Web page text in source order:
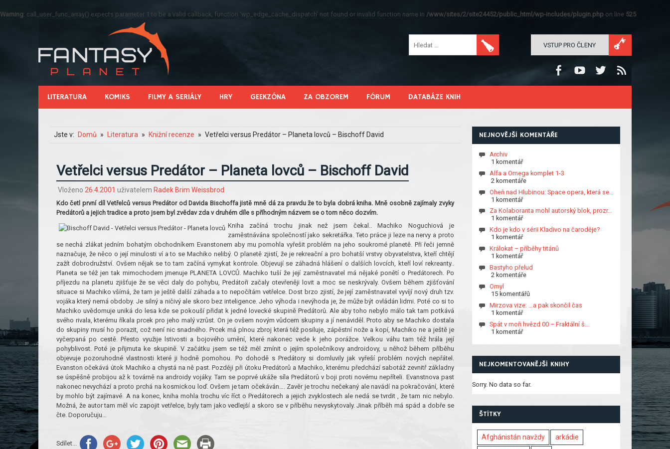
Warning: call_user_func_array() expects parameter 1 to be a valid callback, function 'wp_edge_cache_dispatch' not found or invalid function name in /www/sites/2/site24452/public_html/wp-includes/plugin.php on line 525
VSTUP PRO ČLENY
LITERATURA KOMIKS FILMY A SERIÁLY HRY GEEKZÓNA ZA OBZOREM FÓRUM DATABÁZE KNIH
Jste v: Domů Literatura Knižní recenze Vetřelci versus Predátor – Planeta lovců – Bischoff David
Vetřelci versus Predátor – Planeta lovců – Bischoff David
Vloženo 26.4.2001 uživatelem Radek Brim Weissbrod
Kdo četl první díl Vetřelců versus Predátor od Davida Bischoffa jistě mně dá za pravdu že to byla dobrá kniha. Mně osobně zajímaly zvyky
Predátorů a jejich tradice a proto jsem byl zvědav zda v druhém díle s příhodným názvem se o tom něco dozvím.
Kniha začíná trochu jinak než jsem čekal.. Machiko Noguchiová je
zaměstnávána společností jako sekretářka. Teto práce ji leze na nervy a proto
se nechá zlákat jedním bohatým obchodníkem Evanstonem aby mu pomohla vyřešit problém na jeho soukromé planetě. Při řeči jemně
naznačuje, že něco o její minulosti ví a to se Machiko nelibý. O planetě zjistí, že je rekreační a pro bohatší vrstvy obyvatelstva, kteří chtějí
zažít dobrodružství. Ovšem nějak se to tam začíná vymykat kontrole. Objevují se záhadná hlášení o dalších lovcích, kteří loví rekreanty..
Planeta se též jen tak mimochodem jmenuje PLANETA LOVCŮ. Machiko tuší že její zaměstnavatel má nějaké ponětí o Predátorech. Po
příjezdu na planetu zjišťuje že se věci daly do pohybu, Predátoři začaly otevřeněji lovit a moc se neskrývaly. Ovšem během zjišťování
situace si Machiko všímá, že tam je ještě další záhada a to nepočítám vetřelce. Dost brzo zjistí, že její zaměstnavatel vyvíjí nový druh tzv.
vojáka který nemá obdoby. Je silný a ničivý ale skoro bez inteligence. Jeho výhoda i nevýhoda je, že může být ovládán lidmi. Poté co si to
Machiko uvědomuje uniká do lesa kde se pokouší přidat k jedné lovecké skupině Predátorů. Ale aby toho nebylo málo tak tam potkává
svého rivala, kterému říkala prcek pro jeho malý vzrůst. On je ovšem novým vůdcem skupiny a jí nenáviděl. Proto aby se Machiko dostala
do skupiny musí ho porazit, což není nic snadného. Prcek má plnou zbroj která též posiluje, zápěstní nože a kopí, Machiko ne a ještě je
vyčerpaná po cestě. Přesto využije lstivosti a bojového umění, které nakonec vede k jeho porážce. Velkou váhu tam též hrála její
pohyblivost. Poté je přijmuta ke skupině. V začátku jsem se též měl zmínit o jejím společníkovy androidovy, u něhož během příběhu
objevuje pozoruhodné vlastnosti které ji hodně pomohou. Po dohodě s Predátory si domluvily jak vyřeší problém nových nepřátel.
Evanston očekává útok Machiko a chystá na ně past. Později při útoku Predátorů a Machiko, kterému předchází sabotáž zevnitř základny
se úspěšně probijou až k továrně na androidy vojáky. Tam se poprvé ukáže síla Predátorů v boji proti novému nepříteli. Evanstnova past
nakonec nevychází a proto prchá na kosmickou loď. Ovšem je tam očekáván…. Zavěr je trochu nečekaný ale navádí na pokračování, které
by mohlo být zajímavé. A na konec, kniha mohla trochu víc říct o Predátorech a jejich zvyklostech ale nedá se tvrdit , že tam nic nebylo.
Možná, že autor tam měl víc zapojit vetřelce, byly tam jako vedlejší a skoro se v příběhu nevyskytovaly. Jinak příběh má spád a dobře se
čte. Doporučuju…
Sdílet...
NEJNOVĚJŠÍ KOMENTÁŘE
Archiv
1 komentář
Alfa a Omega komplet 1-3
2 komentáře
Oheň nad Hlubinou: Space opera, která se…
1 komentář
Za Kolaboranta mohl autorský blok, prozr…
1 komentář
Kdo je kdo v sérii Kladivo na čaroděje?
1 komentář
Králokat – příběhy titánů
1 komentář
Bastyho přelud
2 komentáře
Omyl
15 komentářů
Mirzova vize: …a pak skončil čas
1 komentář
Spát v moři hvězd 00 – Fraktální š…
1 komentář
NEJKOMENTOVANĚJŠÍ KNIHY
Sorry. No data so far.
ŠTÍTKY
Afghánistán navždy arkádie